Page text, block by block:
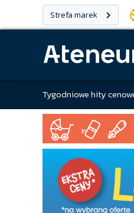
Strefa marek
Tygodniowe hity